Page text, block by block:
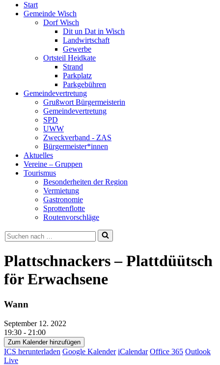
Start
Gemeinde Wisch
Dorf Wisch
Dit un Dat in Wisch
Landwirtschaft
Gewerbe
Ortsteil Heidkate
Strand
Parkplatz
Parkgebühren
Gemeindevertretung
Grußwort Bürgermeisterin
Gemeindevertretung
SPD
UWW
Zweckverband - ZAS
Bürgermeister*innen
Aktuelles
Vereine – Gruppen
Tourismus
Besonderheiten der Region
Vermietung
Gastronomie
Sprottenflotte
Routenvorschläge
Suchen
nach …
Plattschnackers – Plattdüütsch
för Erwachsene
Wann
September 12. 2022
19:30 - 21:00
Zum Kalender hinzufügen
ICS herunterladen Google Kalender iCalendar Office 365 Outlook
Live